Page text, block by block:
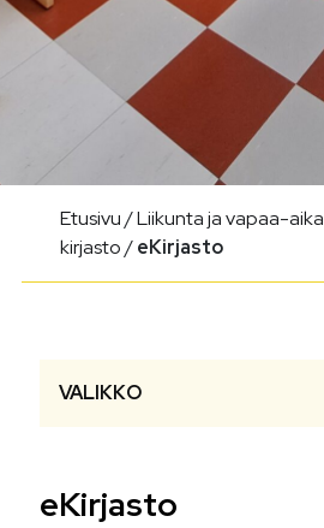
Etusivu/Liikunta ja vapaa-aika
kirjasto/eKirjasto
VALIKKO
eKirjasto